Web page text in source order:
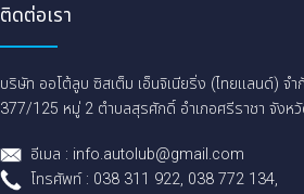
ติดต่อเรา
บริษัท ออโต้ลูบ ซิสเต็ม เอ็นจิเนียริ่ง (ไทยแลนด์) จำ
377/125 หมู่ 2 ตำบลสุรศักดิ์ อำเภอศรีราชา จังห
อีเมล : info.autolub@gmail.com
โทรศัพท์ : 038 311 922, 038 772 134,